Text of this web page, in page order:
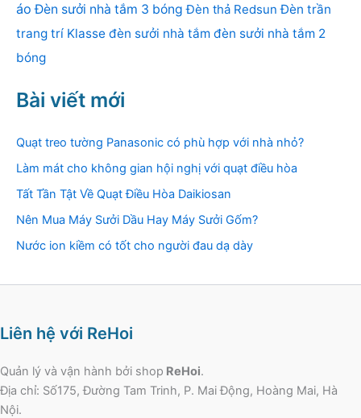
áo Đèn sưởi nhà tắm 3 bóng Đèn thả Redsun Đèn trần
trang trí Klasse đèn sưởi nhà tắm đèn sưởi nhà tắm 2
bóng
Bài viết mới
Quạt treo tường Panasonic có phù hợp với nhà nhỏ?
Làm mát cho không gian hội nghị với quạt điều hòa
Tất Tần Tật Về Quạt Điều Hòa Daikiosan
Nên Mua Máy Sưởi Dầu Hay Máy Sưởi Gốm?
Nước ion kiềm có tốt cho người đau dạ dày
Liên hệ với ReHoi
Quản lý và vận hành bởi shop ReHoi.
Địa chỉ: Số175, Đường Tam Trinh, P. Mai Động, Hoàng Mai, Hà
Nội.